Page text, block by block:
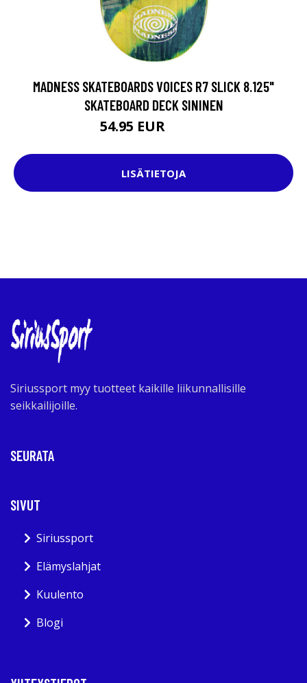
MADNESS SKATEBOARDS VOICES R7 SLICK 8.125"
SKATEBOARD DECK SININEN
54.95 EUR
LISÄTIETOJA
Siriussport myy tuotteet kaikille liikunnallisille
seikkailijoille.
SEURATA
SIVUT
Siriussport
Elämyslahjat
Kuulento
Blogi